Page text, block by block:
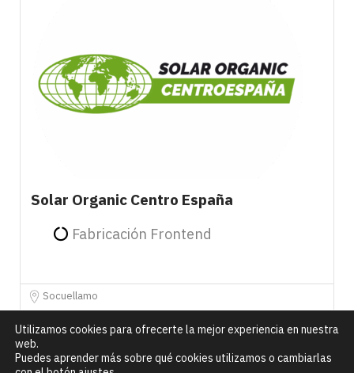
Solar Organic Centro España
Fabricación Frontend
Socuellamo
Utilizamos cookies para ofrecerte la mejor experiencia en nuestra
web.
Puedes aprender más sobre qué cookies utilizamos o cambiarlas